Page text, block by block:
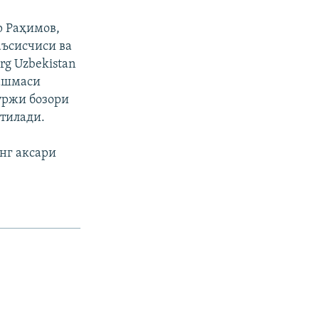
Раҳимов,
ва
Uzbekistan
бозори
аксари